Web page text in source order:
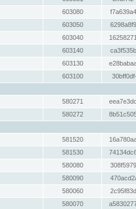
603080
603050
603040
603140
603130
603100
580271
580272
581520
581530
580080
580090
580060
580070